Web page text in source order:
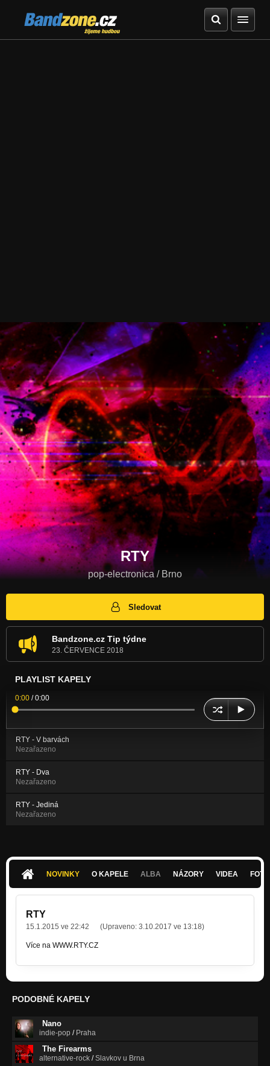
Bandzone.cz
žijeme hudbou
RTY
pop-electronica / Brno
Sledovat
Bandzone.cz Tip týdne
23. ČERVENCE 2018
PLAYLIST KAPELY
0:00 /0:00
RTY - V barvách
Nezařazeno
RTY - Dva
Nezařazeno
RTY - Jediná
Nezařazeno
NOVINKY O KAPELE ALBA NÁZORY VIDEA
RTY
15.1.2015 ve 22:42 (Upraveno: 3.10.2017 ve 13:18)
Více na WWW.RTY.CZ
PODOBNÉ KAPELY
Nano
indie-pop / Praha
The Firearms
alternative-rock /Slavkov u Brna